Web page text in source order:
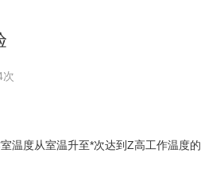
温度从室温升至*次达到Z高工作温度的